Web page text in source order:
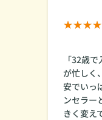
「32歳
が忙しく
安でいっ
ンセラー
きく変え